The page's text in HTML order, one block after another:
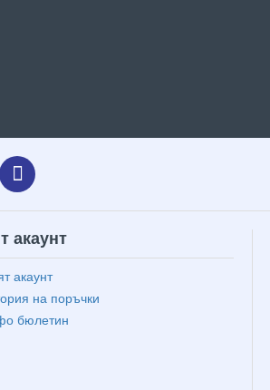
акаунт
акаунт
на поръчки
бюлетин